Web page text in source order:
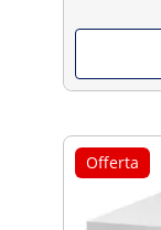
Offerta